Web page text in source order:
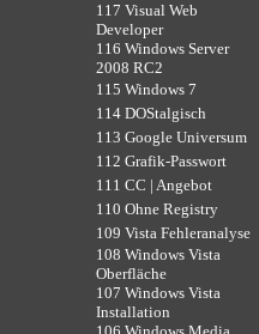
117 Visual Web
Developer
116 Windows Server
2008 RC2
115 Windows 7
114 DOStalgisch
113 Google Universum
112 Grafik-Passwort
111 CC | Angebot
110 Ohne Registry
109 Vista Fehleranalyse
108 Windows Vista
Oberfläche
107 Windows Vista
Installation